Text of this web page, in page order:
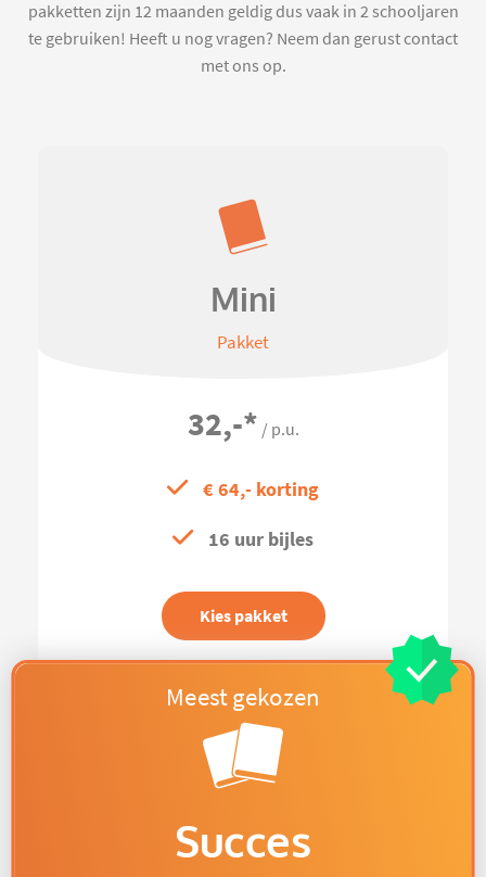
pakketten zijn 12 maanden geldig dus vaak in 2 schooljaren
te gebruiken! Heeft u nog vragen? Neem dan gerust contact
met ons op.
Mini
Pakket
32,-* / p.u.
€ 64,- korting
16 uur bijles
Kies pakket
Succes